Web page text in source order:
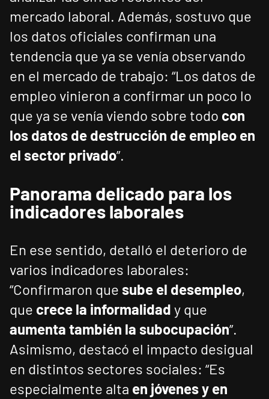
mercado laboral. Además, sostuvo que
los datos oficiales confirman una
tendencia que ya se venía observando
en el mercado de trabajo: “Los datos de
empleo vinieron a confirmar un poco lo
que ya se venía viendo sobre todo con
los datos de destrucción de empleo en
el sector privado”.
Panorama delicado para los
indicadores laborales
En ese sentido, detalló el deterioro de
varios indicadores laborales:
“Confirmaron que sube el desempleo,
que crece la informalidad y que
aumenta también la subocupación”.
Asimismo, destacó el impacto desigual
en distintos sectores sociales: “Es
especialmente alta en jóvenes y en